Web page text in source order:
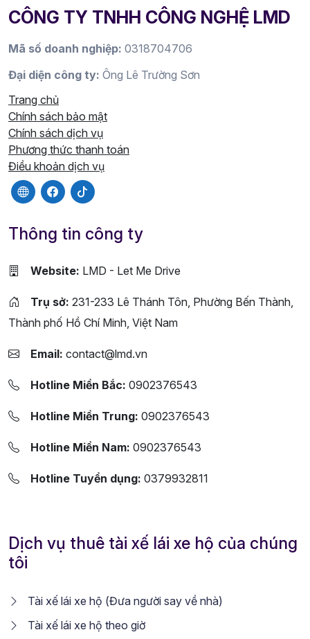
CÔNG TY TNHH CÔNG NGHỆ LMD
Mã số doanh nghiệp: 0318704706
Đại diện công ty: Ông Lê Trường Sơn
Trang chủ
Chính sách bảo mật
Chính sách dịch vụ
Phương thức thanh toán
Điều khoản dịch vụ
Thông tin công ty
Website: LMD - Let Me Drive
Trụ sở: 231-233 Lê Thánh Tôn, Phường Bến Thành,
Thành phố Hồ Chí Minh, Việt Nam
Email: contact@lmd.vn
Hotline Miền Bắc: 0902376543
Hotline Miền Trung: 0902376543
Hotline Miền Nam: 0902376543
Hotline Tuyển dụng: 0379932811
Dịch vụ thuê tài xế lái xe hộ của chúng
tôi
Tài xế lái xe hộ (Đưa người say về nhà)
Tài xế lái xe hộ theo giờ